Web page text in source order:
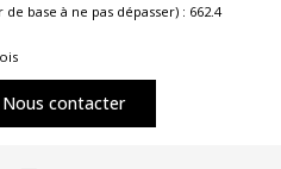
base à ne pas dépasser) : 662.4
Nous contacter